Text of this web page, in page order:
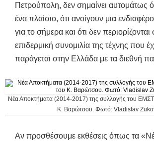
Πετρούπολη, δεν σημαίνει αυτομάτως
ένα πλαίσιο, ότι ανοίγουν μια
για το σήμερα και ότι δεν περιορίζονται
επιδερμική συνομιλία της τέχνης που
παράγεται στην Ελλάδα με τα διεθνή
Νέα Αποκτήματα (2014-2017) της συλλογής του
Κ. Βαρώτσου. Φωτό: Vladislav
Αν προσθέσουμε εκθέσεις όπως τα